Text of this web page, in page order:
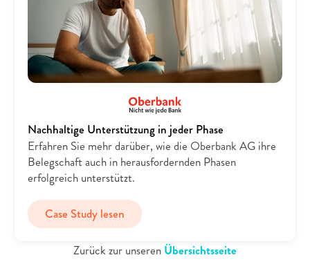
Nachhaltige Unterstützung in jeder Phase
Erfahren Sie mehr darüber, wie die Oberbank AG ihre
Belegschaft auch in herausfordernden Phasen
erfolgreich unterstützt.
Case Study lesen
Zurück zur unseren Übersichtsseite